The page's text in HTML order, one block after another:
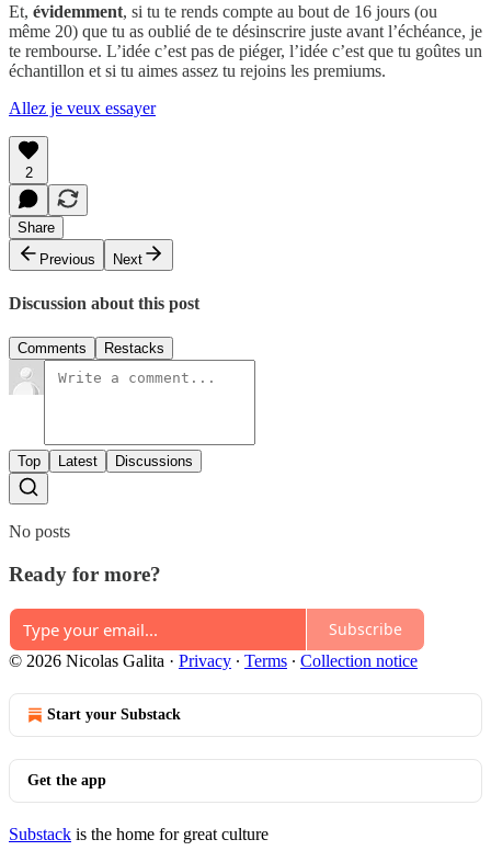
Et, évidemment, si tu te rends compte au bout de 16 jours (ou
même 20) que tu as oublié de te désinscrire juste avant l’échéance, je
te rembourse. L’idée c’est pas de piéger, l’idée c’est que tu goûtes un
échantillon et si tu aimes assez tu rejoins les premiums.
Allez je veux essayer
2
Share
Previous
Next
Discussion about this post
Comments Restacks
Top Latest Discussions
No posts
Ready for more?
Subscribe
© 2026 Nicolas Galita · Privacy ∙ Terms ∙ Collection notice
Start your Substack
Get the app
Substack is the home for great culture